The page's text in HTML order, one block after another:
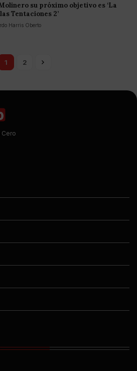
su próximo objetivo es ‘La
Tentaciones 2’
Harris Oberto
1 2